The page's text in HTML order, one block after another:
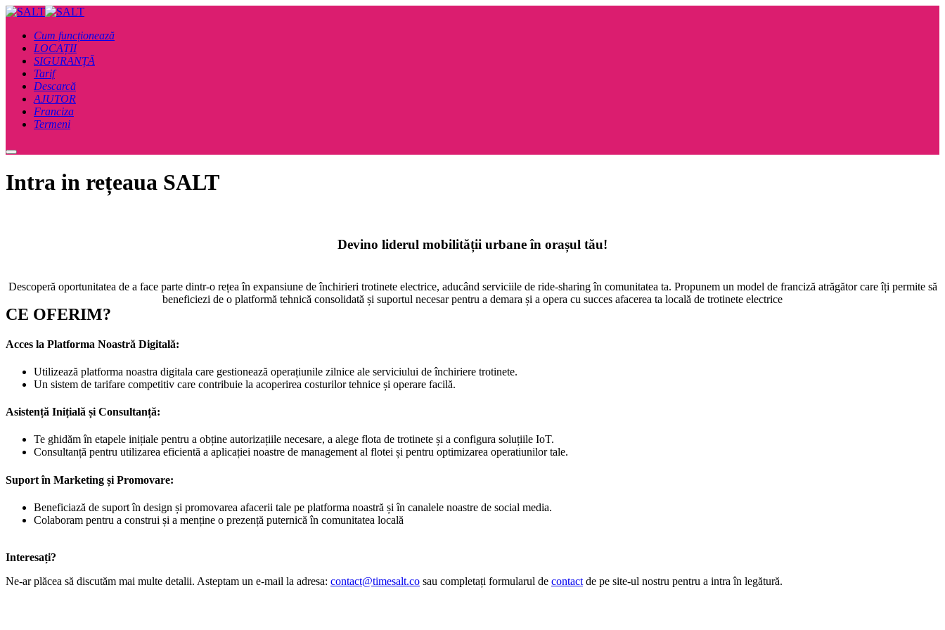
Cum funcționează
LOCAȚII​
SIGURANȚĂ
Tarif
Descarcă
AJUTOR
Franciza
Termeni
Main
Intra in rețeaua SALT
Devino liderul mobilității urbane în orașul tău!
Descoperă oportunitatea de a face parte dintr-o rețea în expansiune de închirieri trotinete electrice, aducând serviciile de ride-sharing în comunitatea ta. Propunem un model de franciză atrăgător care îți permite să
beneficiezi de o platformă tehnică consolidată și suportul necesar pentru a demara și a opera cu succes afacerea ta locală de trotinete electrice
CE OFERIM?
Acces la Platforma Noastră Digitală:
Utilizează platforma noastra digitala care gestionează operațiunile zilnice ale serviciului de închiriere trotinete.
Un sistem de tarifare competitiv care contribuie la acoperirea costurilor tehnice și operare facilă.
Asistență Inițială și Consultanță:
Te ghidăm în etapele inițiale pentru a obține autorizațiile necesare, a alege flota de trotinete și a configura soluțiile IoT.
Consultanță pentru utilizarea eficientă a aplicației noastre de management al flotei și pentru optimizarea operatiunilor tale.
Suport în Marketing și Promovare:
Beneficiază de suport în design și promovarea afacerii tale pe platforma noastră și în canalele noastre de social media.
Colaboram pentru a construi și a menține o prezență puternică în comunitatea locală
Interesați?
Ne-ar plăcea să discutăm mai multe detalii. Asteptam un e-mail la adresa: contact@timesalt.co sau completați formularul de contact de pe site-ul nostru pentru a intra în legătură.